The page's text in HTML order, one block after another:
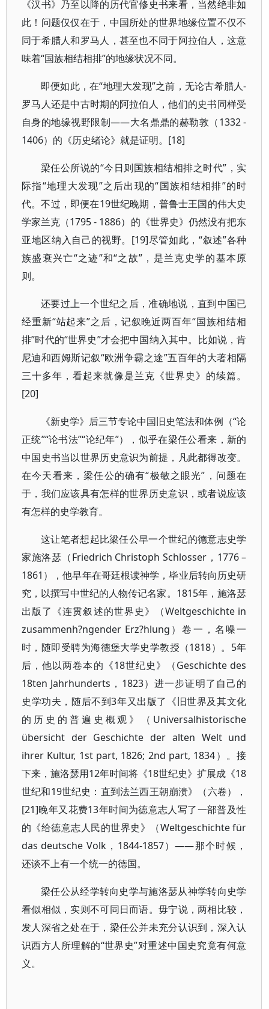
《汉书》乃至以降的历代官修史书来看，当然绝非如
此！问题仅仅在于，中国所处的世界地缘位置不仅不
同于希腊人和罗马人，甚至也不同于阿拉伯人，这意
味着“国族相结相排”的地缘状况不同。
即便如此，在“地理大发现”之前，无论古希腊人-
罗马人还是中古时期的阿拉伯人，他们的史书同样受
自身的地缘视野限制——大名鼎鼎的赫勒敦（1332 -
1406）的《历史绪论》就是证明。[18]
梁任公所说的“今日则国族相结相排之时代”，实
际指“地理大发现”之后出现的“国族相结相排”的时
代。不过，即便在19世纪晚期，普鲁士王国的伟大史
学家兰克（1795 - 1886）的《世界史》仍然没有把东
亚地区纳入自己的视野。[19]尽管如此，“叙述”各种
族盛衰兴亡“之迹”和“之故”，是兰克史学的基本原
则。
还要过上一个世纪之后，准确地说，直到中国已
经重新“站起来”之后，记叙晚近两百年“国族相结相
排”时代的“世界史”才会把中国纳入其中。比如说，肯
尼迪和西姆斯记叙“欧洲争霸之途”五百年的大著相隔
三十多年，看起来就像是兰克《世界史》的续篇。
[20]
《新史学》后三节专论中国旧史笔法和体例（“论
正统”“论书法”“论纪年”），似乎在梁任公看来，新的
中国史书当以世界历史意识为前提，凡此都得改变。
在今天看来，梁任公的确有“极敏之眼光”，问题在
于，我们应该具有怎样的世界历史意识，或者说应该
有怎样的史学教育。
这让笔者想起比梁任公早一个世纪的德意志史学
家施洛瑟（Friedrich Christoph Schlosser，1776 –
1861），他早年在哥廷根读神学，毕业后转向历史研
究，以撰写中世纪的人物传记名家。1815年，施洛瑟
出版了《连贯叙述的世界史》（Weltgeschichte in
zusammenh?ngender Erz?hlung）卷一，名噪一
时，随即受聘为海德堡大学史学教授（1818）。5年
后，他以两卷本的《18世纪史》（Geschichte des
18ten Jahrhunderts，1823）进一步证明了自己的
史学功夫，随后不到3年又出版了《旧世界及其文化
的历史的普遍史概观》（Universalhistorische
übersicht der Geschichte der alten Welt und
ihrer Kultur, 1st part, 1826; 2nd part, 1834）。接
下来，施洛瑟用12年时间将《18世纪史》扩展成《18
世纪和19世纪史：直到法兰西王朝崩溃》（六卷），
[21]晚年又花费13年时间为德意志人写了一部普及性
的《给德意志人民的世界史》（Weltgeschichte für
das deutsche Volk，1844-1857）——那个时候，
还谈不上有一个统一的德国。
梁任公从经学转向史学与施洛瑟从神学转向史学
看似相似，实则不可同日而语。毋宁说，两相比较，
发人深省之处在于，梁任公并未充分认识到，深入认
识西方人所理解的“世界史”对重述中国史究竟有何意
义。